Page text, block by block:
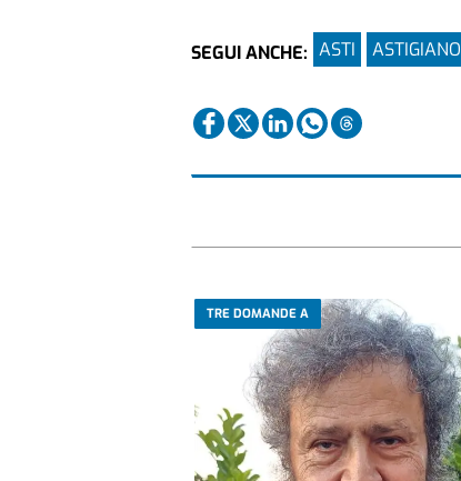
SEGUI ANCHE: ASTI ASTIGIANO
TRE DOMANDE A